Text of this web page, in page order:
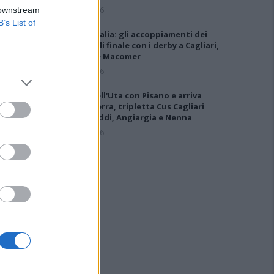
List of
5 Ago 2026
Coppa Italia: gli accoppiamenti dei
16esimi di finale con i derby a Cagliari,
Sassari e Macomer
5 Ago 2026
Colpo dell'Uta con Pisano e arriva
anche Serra, tripletta Cus Cagliari
con Piroddi, Angiargia e Nenna
5 Ago 2026